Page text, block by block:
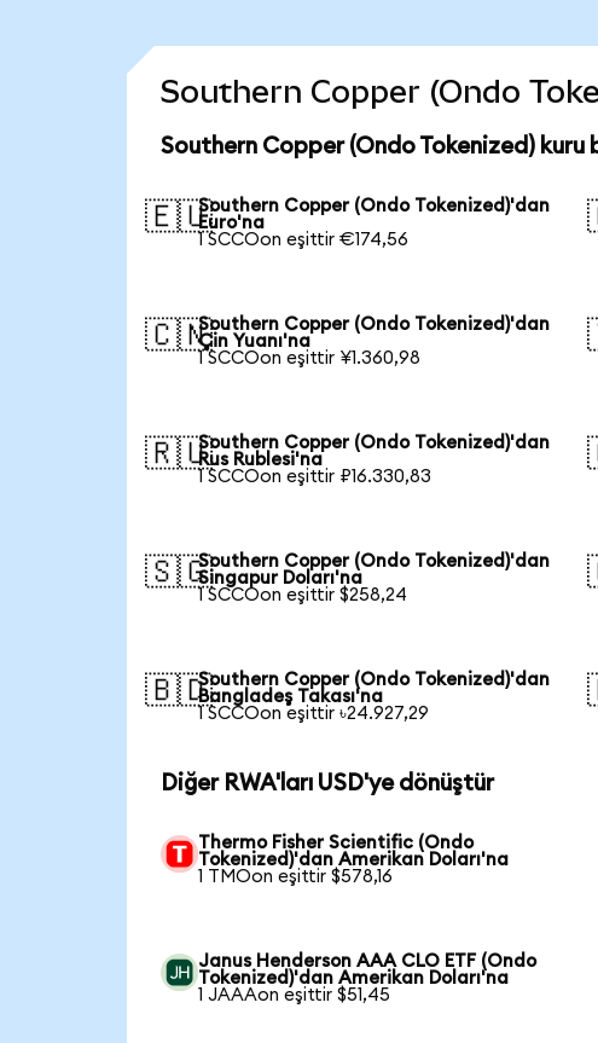
Southern Copper (Ondo
Southern Copper (Ondo Tokenized) kuru
🇪🇺Southern Copper (Ondo Tokenized)'dan
Euro'na
1 SCCOon eşittir €174,56
🇨🇳Southern Copper (Ondo Tokenized)'dan
Çin Yuanı'na
1 SCCOon eşittir ¥1.360,98
🇷🇺Southern Copper (Ondo Tokenized)'dan
Rus Rublesi'na
1 SCCOon eşittir ₽16.330,83
🇸🇬Southern Copper (Ondo Tokenized)'dan
Singapur Doları'na
1 SCCOon eşittir $258,24
🇧🇩Southern Copper (Ondo Tokenized)'dan
Bangladeş Takası'na
1 SCCOon eşittir ৳24.927,29
Diğer RWA'ları USD'ye dönüştür
Thermo Fisher Scientific (Ondo
Tokenized)'dan Amerikan Doları'na
1 TMOon eşittir $578,16
Janus Henderson AAA CLO ETF (Ondo
Tokenized)'dan Amerikan Doları'na
1 JAAAon eşittir $51,45